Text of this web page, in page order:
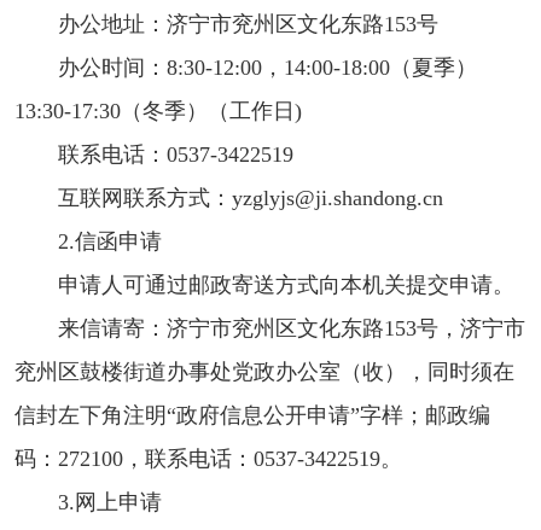
办公地址：济宁市兖州区文化东路153号
办公时间：8:30-12:00，14:00-18:00（夏季）
13:30-17:30（冬季）（工作日)
联系电话：0537-3422519
互联网联系方式：yzglyjs@ji.shandong.cn
2.信函申请
申请人可通过邮政寄送方式向本机关提交申请。
来信请寄：济宁市兖州区文化东路153号，济宁市
兖州区鼓楼街道办事处党政办公室（收），同时须在
信封左下角注明“政府信息公开申请”字样；邮政编
码：272100，联系电话：0537-3422519。
3.网上申请